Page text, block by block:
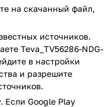
на скачанный файл,
источников.
Teva_TV56286-NDG-
в настройки
и разрешите
Если Google Play